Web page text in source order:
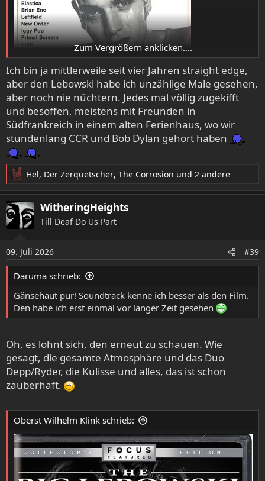
Zum Vergrößern anklicken....
Ich bin ja mittlerweile seit vier Jahren straight edge,
aber den Lebowski habe ich unzählige Male gesehen,
aber noch nie nüchtern. Jedes mal völlig zugekifft
und besoffen, meistens mit Freunden in
Südfrankreich in einem alten Ferienhaus, wo wir
stundenlang CCR und Bob Dylan gehört haben
R
e
a
k
t
n
e
n
Hel, Der Zerquetscher, The Corrosion und 2 andere
WitheringHeights
Till Deaf Do Us Part
09. Juli 2026 #39
Daruma schrieb:
Gänsehaut pur! Soundtrack kenne ich besser als den Film.
Den habe ich erst einmal vor langer Zeit gesehen
Oh, es lohnt sich, den erneut zu schauen. Wie
gesagt, die gesamte Atmosphäre und das Duo
Depp/Ryder, die Kulisse und alles, das ist schon
zauberhaft.
Oberst Wilhelm Klink schrieb: